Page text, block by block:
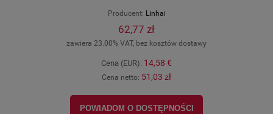
Producent: Linhai
62,77 zł
zawiera 23.00% VAT, bez kosztów dostawy
Cena (EUR): 14,58 €
Cena netto: 51,03 zł
POWIADOM O DOSTĘPNOŚCI